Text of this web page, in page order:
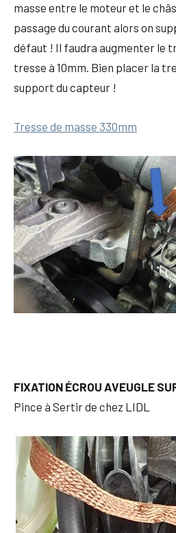
masse entre le moteur et le
passage du courant alors on
défaut ! Il faudra augmenter le
tresse à 10mm. Bien placer la
support du capteur !
Tresse de masse 330mm
FIXATION ÉCROU AVEUGLE
Pince à Sertir de chez LIDL